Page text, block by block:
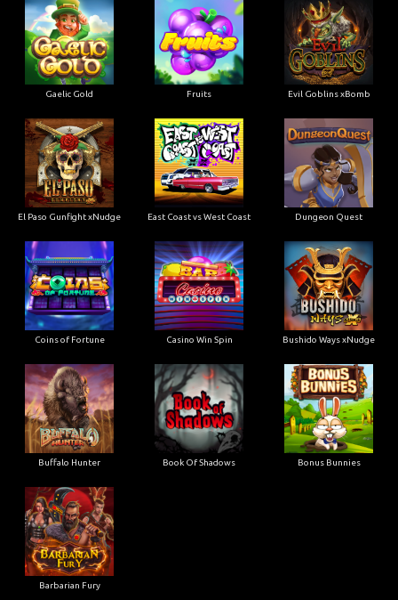
Gaelic Gold Fruits Evil Goblins xBomb
El Paso Gunfight xNudge East Coast vs West Coast Dungeon Quest
Coins of Fortune Casino Win Spin Bushido Ways xNudge
Buffalo Hunter Book Of Shadows Bonus Bunnies
Barbarian Fury